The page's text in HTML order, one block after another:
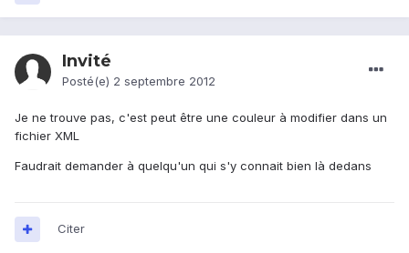
Invité
Posté(e) 2 septembre 2012
Je ne trouve pas, c'est peut être une couleur à modifier dans un
fichier XML
Faudrait demander à quelqu'un qui s'y connait bien là dedans
Citer